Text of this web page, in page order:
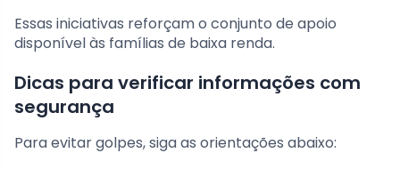
Essas iniciativas reforçam o conjunto de apoio
disponível às famílias de baixa renda.
Dicas para verificar informações com
segurança
Para evitar golpes, siga as orientações abaixo: